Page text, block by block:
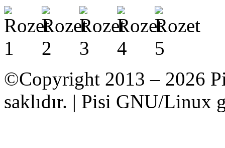
©Copyright 2013 – 2026
saklıdır. | Pisi GNU/Linux